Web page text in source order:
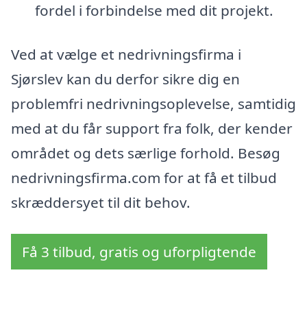
fordel i forbindelse med dit projekt.
Ved at vælge et nedrivningsfirma i
Sjørslev kan du derfor sikre dig en
problemfri nedrivningsoplevelse, samtidig
med at du får support fra folk, der kender
området og dets særlige forhold. Besøg
nedrivningsfirma.com for at få et tilbud
skræddersyet til dit behov.
Få 3 tilbud, gratis og uforpligtende